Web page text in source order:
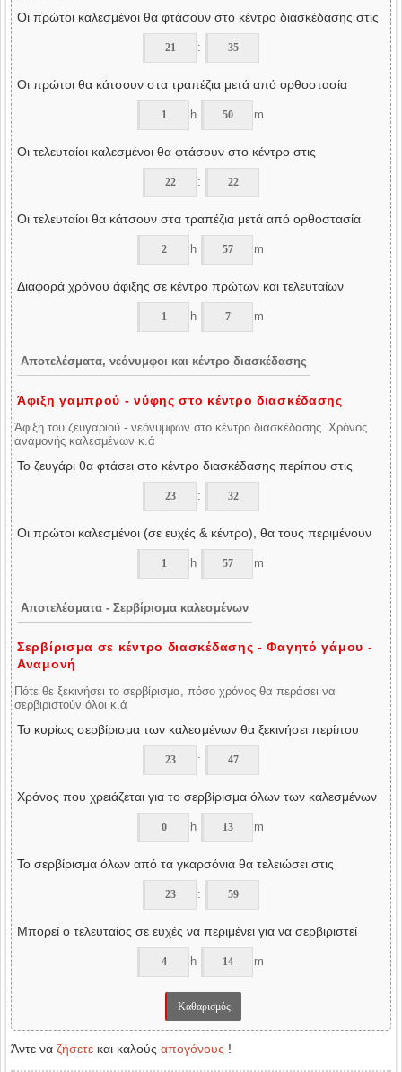
Οι πρώτοι καλεσμένοι θα φτάσουν στο κέντρο διασκέδασης στις
:
Οι πρώτοι θα κάτσουν στα τραπέζια μετά από ορθοστασία
h m
Οι τελευταίοι καλεσμένοι θα φτάσουν στο κέντρο στις
:
Οι τελευταίοι θα κάτσουν στα τραπέζια μετά από ορθοστασία
h m
Διαφορά χρόνου άφιξης σε κέντρο πρώτων και τελευταίων
h m
Αποτελέσματα, νεόνυμφοι και κέντρο διασκέδασης
Άφιξη γαμπρού - νύφης στο κέντρο διασκέδασης
Άφιξη του ζευγαριού - νεόνυμφων στο κέντρο διασκέδασης. Χρόνος
αναμονής καλεσμένων κ.ά
Το ζευγάρι θα φτάσει στο κέντρο διασκέδασης περίπου στις
:
Οι πρώτοι καλεσμένοι (σε ευχές & κέντρο), θα τους περιμένουν
h m
Αποτελέσματα - Σερβίρισμα καλεσμένων
Σερβίρισμα σε κέντρο διασκέδασης - Φαγητό γάμου -
Αναμονή
Πότε θε ξεκινήσει το σερβίρισμα, πόσο χρόνος θα περάσει να
σερβιριστούν όλοι κ.ά
Το κυρίως σερβίρισμα των καλεσμένων θα ξεκινήσει περίπου
:
Χρόνος που χρειάζεται για το σερβίρισμα όλων των καλεσμένων
h m
Το σερβίρισμα όλων από τα γκαρσόνια θα τελειώσει στις
:
Μπορεί ο τελευταίος σε ευχές να περιμένει για να σερβιριστεί
h m
Άντε να ζήσετε και καλούς απογόνους !